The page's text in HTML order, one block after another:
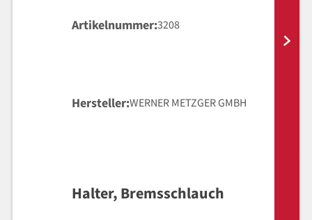
Artikelnummer 3208
Hersteller WERNER METZGER GMBH
Halter, Bremsschlauch